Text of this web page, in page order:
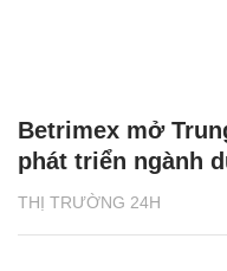
THỊ TRƯỜNG 24H
Betrimex mở
phát triển ngành